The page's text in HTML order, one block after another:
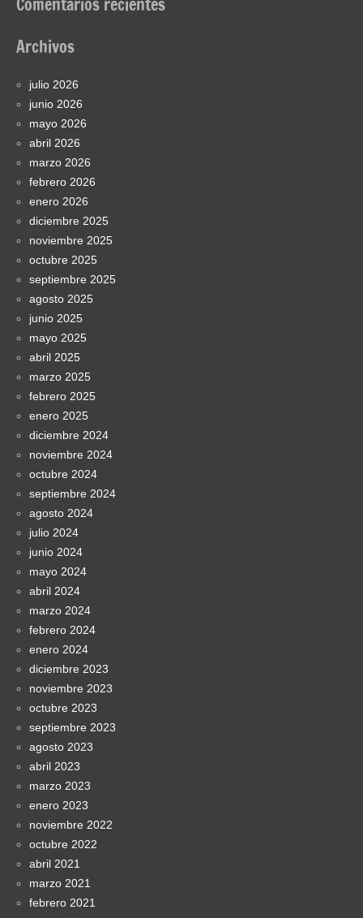
Archivos
julio 2026
junio 2026
mayo 2026
abril 2026
marzo 2026
febrero 2026
enero 2026
diciembre 2025
noviembre 2025
octubre 2025
septiembre 2025
agosto 2025
junio 2025
mayo 2025
abril 2025
marzo 2025
febrero 2025
enero 2025
diciembre 2024
noviembre 2024
octubre 2024
septiembre 2024
agosto 2024
julio 2024
junio 2024
mayo 2024
abril 2024
marzo 2024
febrero 2024
enero 2024
diciembre 2023
noviembre 2023
octubre 2023
septiembre 2023
agosto 2023
abril 2023
marzo 2023
enero 2023
noviembre 2022
octubre 2022
abril 2021
marzo 2021
febrero 2021